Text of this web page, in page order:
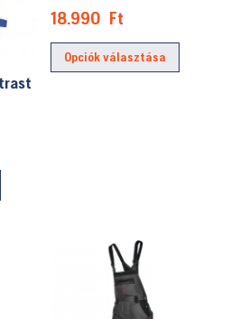
Ennek
18.990 Ft
Opciók választása
Ennek